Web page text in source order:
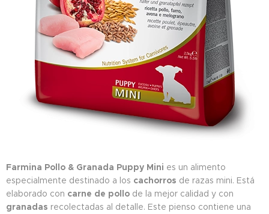
Farmina Pollo & Granada Puppy Mini es un alimento
especialmente destinado a los cachorros de razas mini. Está
elaborado con carne de pollo de la mejor calidad y con
granadas recolectadas al detalle. Este pienso contiene una